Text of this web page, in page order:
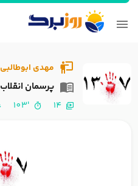
مهدی ابوطالبی
پرسمان انقلاب
14
'103